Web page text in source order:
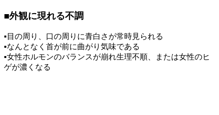
■外観に現れる不調
▪目の周り、口の周りに青白さが常時見られる
▪なんとなく首が前に曲がり気味である
▪女性ホルモンのバランスが崩れ生理不順、または女性のヒ
ゲが濃くなる